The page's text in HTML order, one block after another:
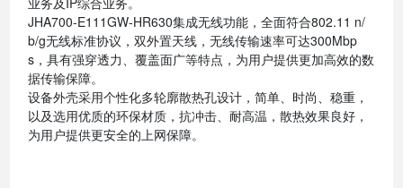
JHA700-E111GW-HR630集成无线功能，全面符合802.11 n/
b/g无线标准协议，双外置天线，无线传输速率可达300Mbp
s，具有强穿透力、覆盖面广等特点，为用户提供更加高效的数
据传输保障。
设备外壳采用个性化多轮廓散热孔设计，简单、时尚、稳重，
以及选用优质的环保材质，抗冲击、耐高温，散热效果良好，
为用户提供更安全的上网保障。